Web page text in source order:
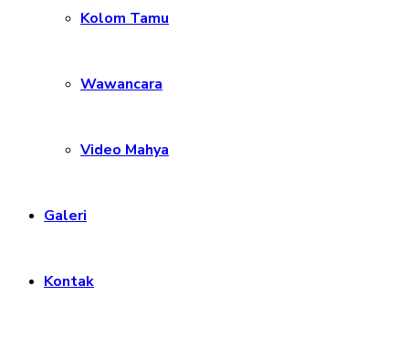
Kolom Tamu
Wawancara
Video Mahya
Galeri
Kontak